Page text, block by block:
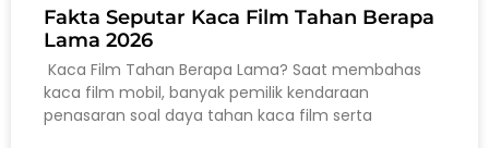
Fakta Seputar Kaca Film Tahan Berapa
Lama 2026
Kaca Film Tahan Berapa Lama? Saat membahas
kaca film mobil, banyak pemilik kendaraan
penasaran soal daya tahan kaca film serta